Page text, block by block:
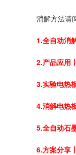
消解方法请
1.全自动消
2.产品应用
3.实验电热
4.消解电热
5.全自动石
6.方案分享